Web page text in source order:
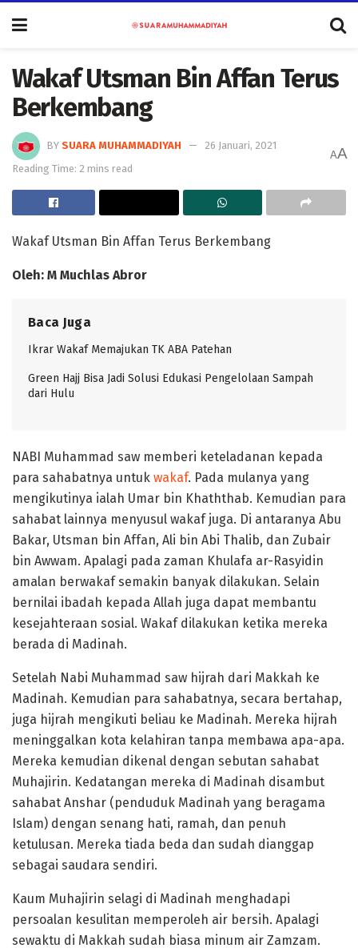
Wakaf Utsman Bin Affan Terus
Berkembang
BY SUARA MUHAMMADIYAH
26 Januari, 2021
Reading Time: 2 mins read
AA
Wakaf Utsman Bin Affan Terus Berkembang
Oleh: M Muchlas Abror
Baca Juga
Ikrar Wakaf Memajukan TK ABA Patehan
Green Hajj Bisa Jadi Solusi Edukasi Pengelolaan Sampah
dari Hulu
NABI Muhammad saw memberi keteladanan kepada
para sahabatnya untuk wakaf. Pada mulanya yang
mengikutinya ialah Umar bin Khaththab. Kemudian para
sahabat lainnya menyusul wakaf juga. Di antaranya Abu
Bakar, Utsman bin Affan, Ali bin Abi Thalib, dan Zubair
bin Awwam. Apalagi pada zaman Khulafa ar-Rasyidin
amalan berwakaf semakin banyak dilakukan. Selain
bernilai ibadah kepada Allah juga dapat membantu
kesejahteraan sosial. Wakaf dilakukan ketika mereka
berada di Madinah.
Setelah Nabi Muhammad saw hijrah dari Makkah ke
Madinah. Kemudian para sahabatnya, secara bertahap,
juga hijrah mengikuti beliau ke Madinah. Mereka hijrah
meninggalkan kota kelahiran tanpa membawa apa-apa.
Mereka kemudian dikenal dengan sebutan sahabat
Muhajirin. Kedatangan mereka di Madinah disambut
sahabat Anshar (penduduk Madinah yang beragama
Islam) dengan senang hati, ramah, dan penuh
ketulusan. Mereka tiada beda dan sudah dianggap
sebagai saudara sendiri.
Kaum Muhajirin selagi di Madinah menghadapi
persoalan kesulitan memperoleh air bersih. Apalagi
sewaktu di Makkah sudah biasa minum air Zamzam.